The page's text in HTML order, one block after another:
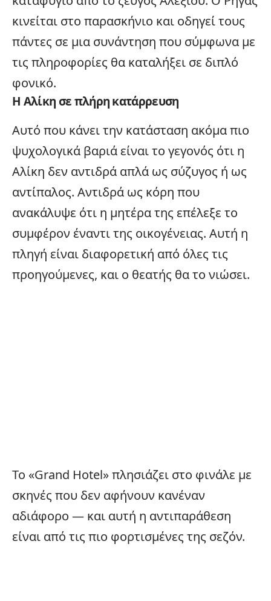
κινείται στο παρασκήνιο και οδηγεί τους
πάντες σε μια συνάντηση που σύμφωνα με
τις πληροφορίες θα καταλήξει σε διπλό
φονικό.
Η Αλίκη σε πλήρη κατάρρευση
Αυτό που κάνει την κατάσταση ακόμα πιο
ψυχολογικά βαριά είναι το γεγονός ότι η
Αλίκη δεν αντιδρά απλά ως σύζυγος ή ως
αντίπαλος. Αντιδρά ως κόρη που
ανακάλυψε ότι η μητέρα της επέλεξε το
συμφέρον έναντι της οικογένειας. Αυτή η
πληγή είναι διαφορετική από όλες τις
προηγούμενες, και ο θεατής θα το νιώσει.
Το «Grand Hotel» πλησιάζει στο φινάλε με
σκηνές που δεν αφήνουν κανέναν
αδιάφορο — και αυτή η αντιπαράθεση
είναι από τις πιο φορτισμένες της σεζόν.